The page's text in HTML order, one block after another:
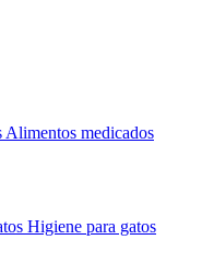
Alimentos medicados
Higiene para gatos